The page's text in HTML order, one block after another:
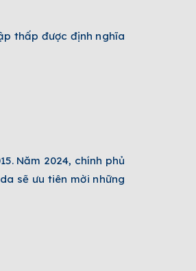
thấp được định nghĩa
Năm 2024, chính phủ
sẽ ưu tiên mời những